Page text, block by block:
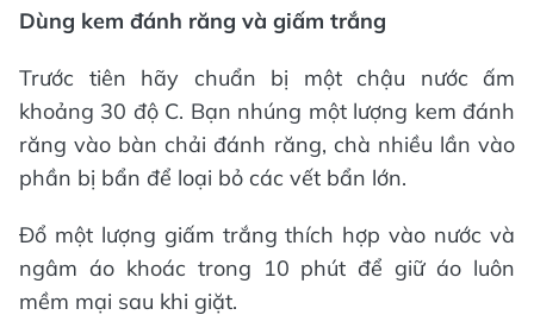
Dùng kem đánh răng và giấm trắng
Trước tiên hãy chuẩn bị một chậu nước ấm
khoảng 30 độ C. Bạn nhúng một lượng kem đánh
răng vào bàn chải đánh răng, chà nhiều lần vào
phần bị bẩn để loại bỏ các vết bẩn lớn.
Đổ một lượng giấm trắng thích hợp vào nước và
ngâm áo khoác trong 10 phút để giữ áo luôn
mềm mại sau khi giặt.